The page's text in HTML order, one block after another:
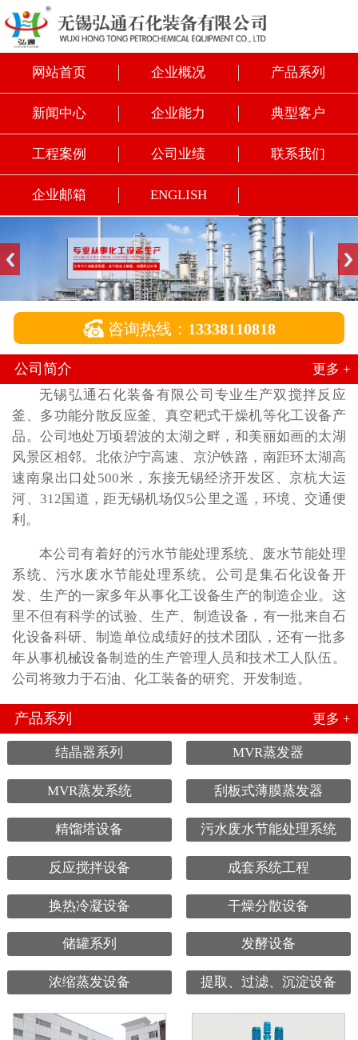
网站首页 企业概况 产品系列
新闻中心 企业能力 典型客户
工程案例 公司业绩 联系我们
企业邮箱 ENGLISH
 咨询热线： 13338110818
公司简介
更多 +
无锡弘通石化装备有限公司专业生产双搅拌反应
釜、多功能分散反应釜、真空耙式干燥机等化工设备产
品。公司地处万顷碧波的太湖之畔，和美丽如画的太湖
风景区相邻。北依沪宁高速、京沪铁路，南距环太湖高
速南泉出口处500米，东接无锡经济开发区、京杭大运
河、312国道，距无锡机场仅5公里之遥，环境、交通便
利。
本公司有着好的污水节能处理系统、废水节能处理
系统、污水废水节能处理系统。公司是集石化设备开
发、生产的一家多年从事化工设备生产的制造企业。这
里不但有科学的试验、生产、制造设备，有一批来自石
化设备科研、制造单位成绩好的技术团队，还有一批多
年从事机械设备制造的生产管理人员和技术工人队伍。
公司将致力于石油、化工装备的研究、开发制造。
产品系列 更多 +
结晶器系列 MVR蒸发器
MVR蒸发系统 刮板式薄膜蒸发器
精馏塔设备 污水废水节能处理系统
反应搅拌设备 成套系统工程
换热冷凝设备 干燥分散设备
储罐系列 发酵设备
浓缩蒸发设备 提取、过滤、沉淀设备